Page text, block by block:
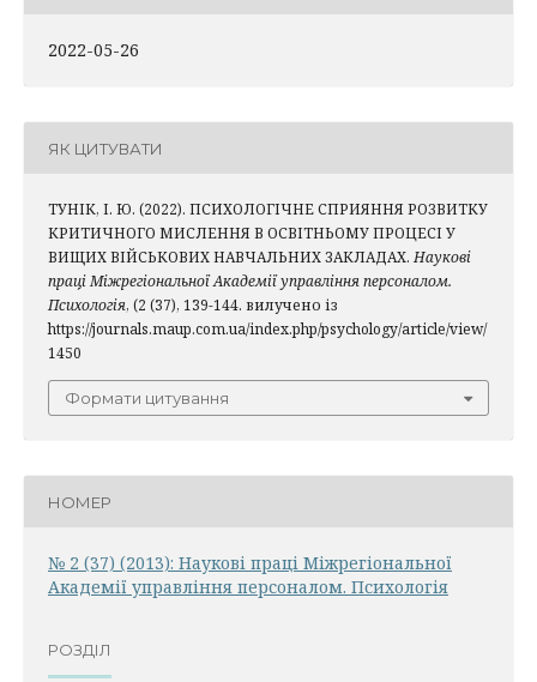
2022-05-26
ЯК ЦИТУВАТИ
ТУНІК, І. Ю. (2022). ПСИХОЛОГІЧНЕ СПРИЯННЯ РОЗВИТКУ
КРИТИЧНОГО МИСЛЕННЯ В ОСВІТНЬОМУ ПРОЦЕСІ У
ВИЩИХ ВІЙСЬКОВИХ НАВЧАЛЬНИХ ЗАКЛАДАХ. Наукові
праці Міжрегіональної Академії управління персоналом.
Психологія, (2 (37), 139-144. вилучено із
https://journals.maup.com.ua/index.php/psychology/article/view/
1450
Формати цитування
НОМЕР
№ 2 (37) (2013): Наукові праці Міжрегіональної
Академії управління персоналом. Психологія
РОЗДІЛ